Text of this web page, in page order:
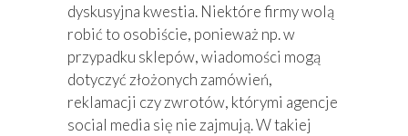
dyskusyjna kwestia. Niektóre firmy wolą
robić to osobiście, ponieważ np. w
przypadku sklepów, wiadomości mogą
dotyczyć złożonych zamówień,
reklamacji czy zwrotów, którymi agencje
social media się nie zajmują. W takiej